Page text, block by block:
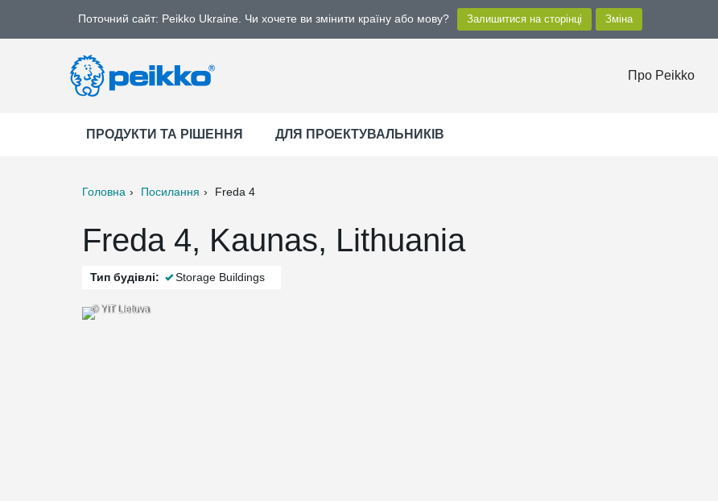
Поточний сайт: Peikko Ukraine. Чи хочете ви змінити країну або мову?
Про Peikko
ПРОДУКТИ ТА РІШЕННЯ ДЛЯ ПРОЕКТУВАЛЬНИКІВ
Головна Посилання Freda 4
Freda 4, Kaunas, Lithuania
Тип будівлі: Storage Buildings
© YIT Lietuva